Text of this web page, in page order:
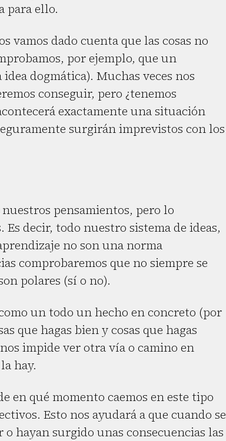
para ello.
vamos dado cuenta que las cosas no
por ejemplo, que un
dogmática). Muchas veces nos
conseguir, pero ¿tenemos
exactamente una situación
surgirán imprevistos con los
pensamientos, pero lo
decir, todo nuestro sistema de ideas,
no son una norma
comprobaremos que no siempre se
polares (sí o no).
un todo un hecho en concreto (por
que hagas bien y cosas que hagas
impide ver otra vía o camino en
hay.
en qué momento caemos en este tipo
Esto nos ayudará a que cuando se
hayan surgido unas consecuencias las